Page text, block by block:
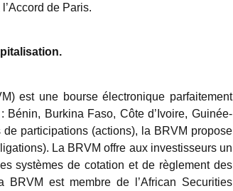
de Paris.
est une bourse électronique parfaitement
Bénin, Burkina Faso, Côte d’Ivoire, Guinée-
participations (actions), la BRVM propose
La BRVM offre aux investisseurs un
systèmes de cotation et de règlement des
est membre de l’African Securities